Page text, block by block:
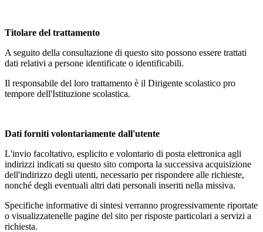
Titolare del trattamento
A seguito della consultazione di questo sito possono essere trattati
dati relativi a persone identificate o identificabili.
Il responsabile del loro trattamento è il Dirigente scolastico pro
tempore dell'Istituzione scolastica.
Dati forniti volontariamente dall'utente
L'invio facoltativo, esplicito e volontario di posta elettronica agli
indirizzi indicati su questo sito comporta la successiva acquisizione
dell'indirizzo degli utenti, necessario per rispondere alle richieste,
nonché degli eventuali altri dati personali inseriti nella missiva.
Specifiche informative di sintesi verranno progressivamente riportate
o visualizzatenelle pagine del sito per risposte particolari a servizi a
richiesta.